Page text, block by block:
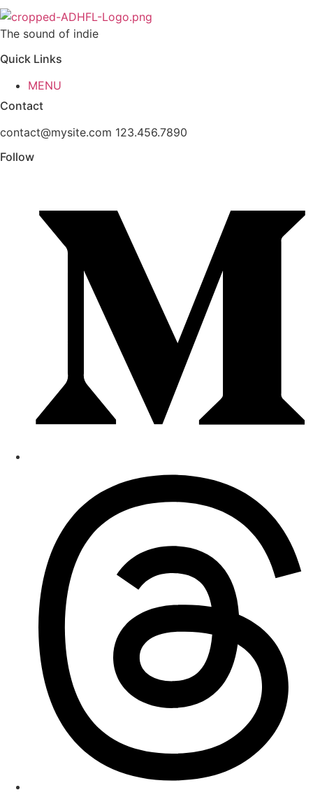
The sound of indie
Quick Links
MENU
Contact
contact@mysite.com 123.456.7890
Follow